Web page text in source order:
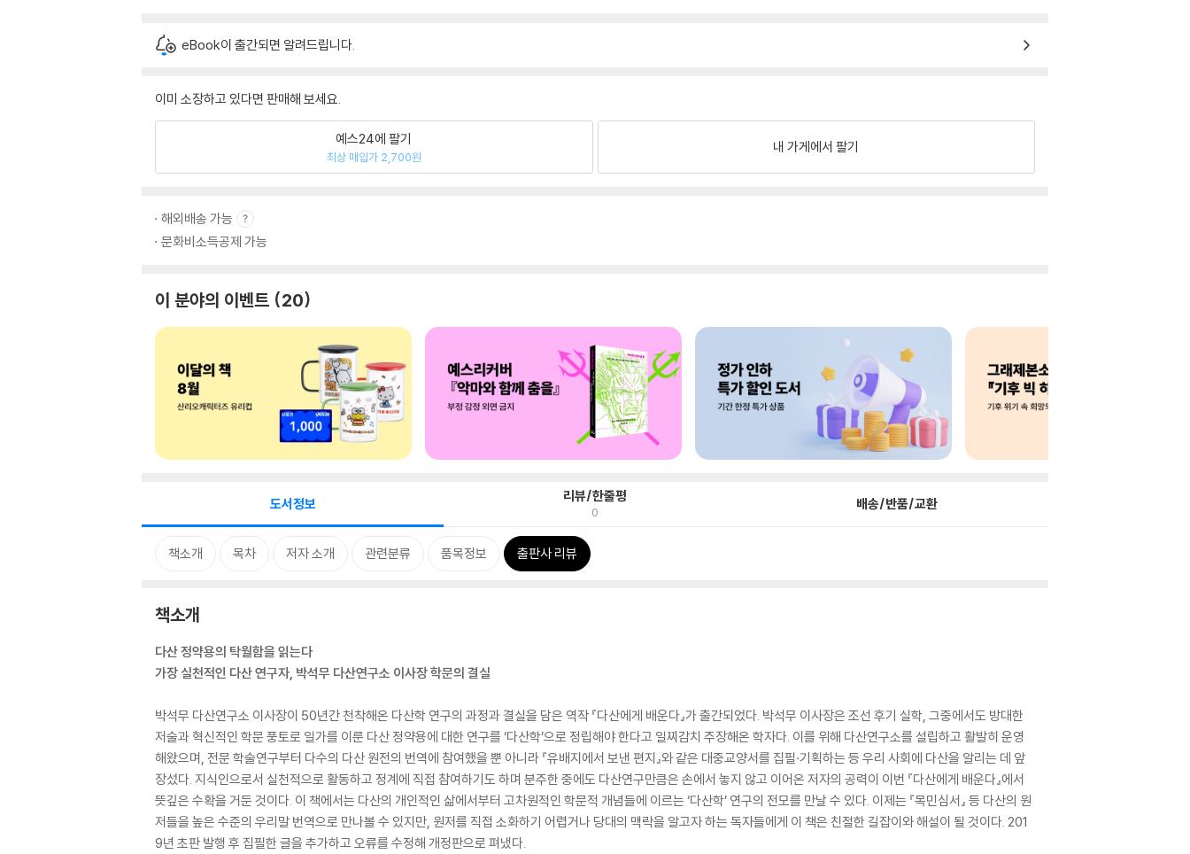
eBook이 출간되면 알려드립니다.
이미 소장하고 있다면 판매해 보세요.
예스24에 팔기
최상 매입가 2,700원
내 가게에서 팔기
해외배송 가능
문화비소득공제 가능
이 분야의 이벤트 20
도서정보 리뷰/한줄평
0 배송/반품/교환
책소개 목차 저자 소개 관련분류 품목정보 출판사 리뷰
책소개
다산 정약용의 탁월함을 읽는다
가장 실천적인 다산 연구자, 박석무 다산연구소 이사장 학문의 결실
박석무 다산연구소 이사장이 50년간 천착해온 다산학 연구의 과정과 결실을 담은 역작 『다산에게 배운다』가 출간되었다. 박석무 이사장은 조선 후기 실학, 그중에서도 방대한
저술과 혁신적인 학문 풍토로 일가를 이룬 다산 정약용에 대한 연구를 ‘다산학’으로 정립해야 한다고 일찌감치 주장해온 학자다. 이를 위해 다산연구소를 설립하고 활발히 운영
해왔으며, 전문 학술연구부터 다수의 다산 원전의 번역에 참여했을 뿐 아니라 『유배지에서 보낸 편지』와 같은 대중교양서를 집필·기획하는 등 우리 사회에 다산을 알리는 데 앞
장섰다. 지식인으로서 실천적으로 활동하고 정계에 직접 참여하기도 하며 분주한 중에도 다산연구만큼은 손에서 놓지 않고 이어온 저자의 공력이 이번 『다산에게 배운다』에서
뜻깊은 수확을 거둔 것이다. 이 책에서는 다산의 개인적인 삶에서부터 고차원적인 학문적 개념들에 이르는 ‘다산학’ 연구의 전모를 만날 수 있다. 이제는 『목민심서』 등 다산의 원
저들을 높은 수준의 우리말 번역으로 만나볼 수 있지만, 원저를 직접 소화하기 어렵거나 당대의 맥락을 알고자 하는 독자들에게 이 책은 친절한 길잡이와 해설이 될 것이다. 201
9년 초판 발행 후 집필한 글을 추가하고 오류를 수정해 개정판으로 펴냈다.